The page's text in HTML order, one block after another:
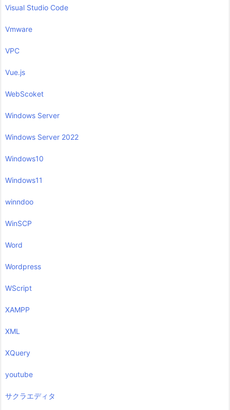
Visual Studio Code
Vmware
VPC
Vue.js
WebScoket
Windows Server
Windows Server 2022
Windows10
Windows11
winndoo
WinSCP
Word
Wordpress
WScript
XAMPP
XML
XQuery
youtube
サクラエディタ